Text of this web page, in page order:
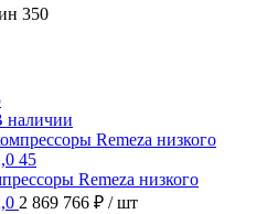
350
наличии
Remeza низкого
2 869 766 ₽ / шт